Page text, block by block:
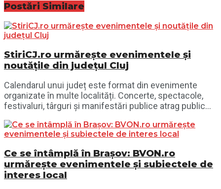
Postări Similare
StiriCJ.ro urmărește evenimentele și
noutățile din județul Cluj
Calendarul unui județ este format din evenimente
organizate în multe localități. Concerte, spectacole,
festivaluri, târguri și manifestări publice atrag public...
Ce se întâmplă în Brașov: BVON.ro
urmărește evenimentele și subiectele de
interes local